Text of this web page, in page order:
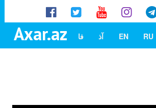
Axar.az RU
EN آذ فا